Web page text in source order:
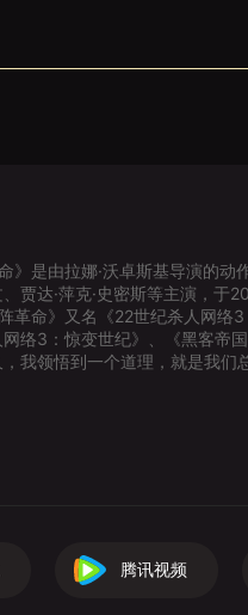
》是由拉娜·沃卓斯基导演的动
贾达·萍克·史密斯等主演，于
革命》又名《22世纪杀人网络
络3：惊变世纪》、《黑客帝
我领悟到一个道理，就是我们
腾讯视频